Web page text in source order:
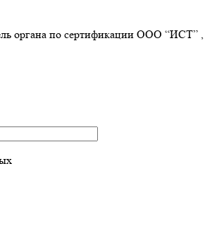
органа по сертификации ООО “ИСТ”